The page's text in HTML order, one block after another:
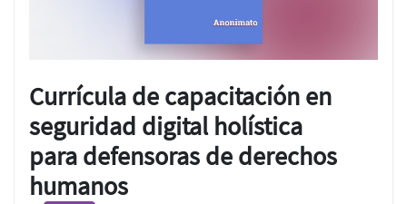
Currícula de capacitación en
seguridad digital holística
para defensoras de derechos
humanos